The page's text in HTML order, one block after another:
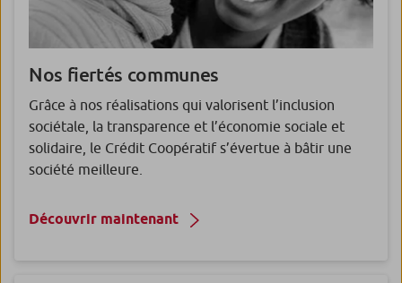
Nos fiertés communes
Grâce à nos réalisations qui valorisent l’inclusion
sociétale, la transparence et l’économie sociale et
solidaire, le Crédit Coopératif s’évertue à bâtir une
société meilleure.
Découvrir maintenant